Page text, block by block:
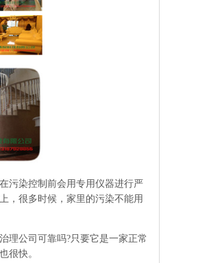
污染控制前会用专用仪器进行严
，很多时候，家里的污染不能用
理公司可靠吗?只要它是一家正常
很快。